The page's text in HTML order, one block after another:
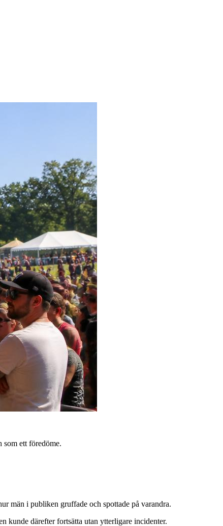
som ett föredöme.
män i publiken gruffade och spottade på varandra.
kunde därefter fortsätta utan ytterligare incidenter.